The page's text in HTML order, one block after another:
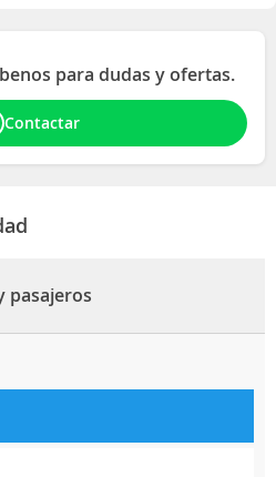
para dudas y ofertas.
Contactar
pasajeros